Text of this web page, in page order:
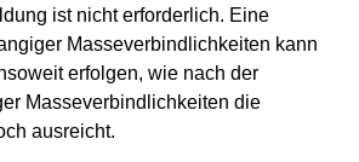
ist nicht erforderlich. Eine
Masseverbindlichkeiten kann
erfolgen, wie nach der
Masseverbindlichkeiten die
ausreicht.